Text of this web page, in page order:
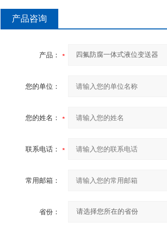
产品咨询
产品：
您的单位：
您的姓名：
联系电话：
常用邮箱：
省份：